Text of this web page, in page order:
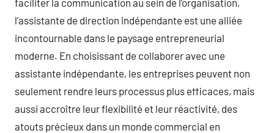
faciliter la communication au sein de l’organisation,
l’assistante de direction indépendante est une alliée
incontournable dans le paysage entrepreneurial
moderne. En choisissant de collaborer avec une
assistante indépendante, les entreprises peuvent non
seulement rendre leurs processus plus efficaces, mais
aussi accroître leur flexibilité et leur réactivité, des
atouts précieux dans un monde commercial en